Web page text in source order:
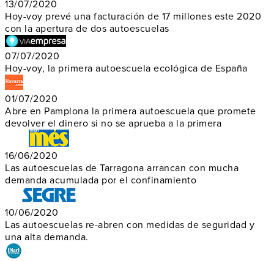
13/07/2020
Hoy-voy prevé una facturación de 17 millones este 2020
con la apertura de dos autoescuelas
07/07/2020
Hoy-voy, la primera autoescuela ecológica de España
01/07/2020
Abre en Pamplona la primera autoescuela que promete
devolver el dinero si no se aprueba a la primera
16/06/2020
Las autoescuelas de Tarragona arrancan con mucha
demanda acumulada por el confinamiento
10/06/2020
Las autoescuelas re-abren con medidas de seguridad y
una alta demanda.